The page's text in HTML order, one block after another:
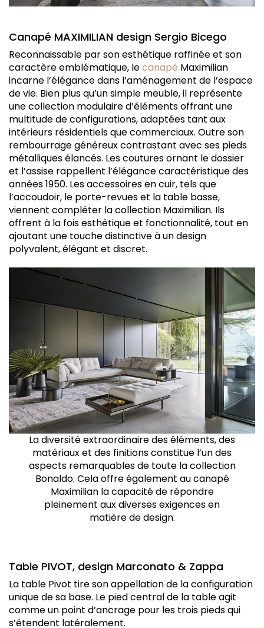
Canapé MAXIMILIAN design Sergio Bicego
Reconnaissable par son esthétique raffinée et son
caractère emblématique, lecanapé Maximilian
incarne l’élégance dans l’aménagement de l’espace
de vie. Bien plus qu’un simple meuble, il représente
une collection modulaire d’éléments offrant une
multitude de configurations, adaptées tant aux
intérieurs résidentiels que commerciaux. Outre son
rembourrage généreux contrastant avec ses pieds
métalliques élancés. Les coutures ornant le dossier
et l’assise rappellent l’élégance caractéristique des
années 1950. Les accessoires en cuir, tels que
l’accoudoir, le porte-revues et la table basse,
viennent compléter la collection Maximilian. Ils
offrent à la fois esthétique et fonctionnalité, tout en
ajoutant une touche distinctive à un design
polyvalent, élégant et discret.
La diversité extraordinaire des éléments, des
matériaux et des finitions constitue l’un des
aspects remarquables de toute la collection
Bonaldo. Cela offre également au canapé
Maximilian la capacité de répondre
pleinement aux diverses exigences en
matière de design.
Table PIVOT, design Marconato & Zappa
La table Pivot tire son appellation de la configuration
unique de sa base. Le pied central de la table agit
comme un point d’ancrage pour les trois pieds qui
s’étendent latéralement.